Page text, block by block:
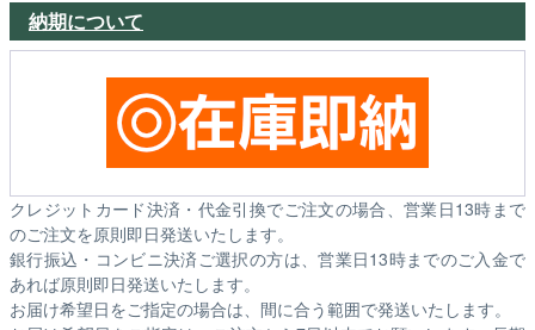
納期について
クレジットカード決済・代金引換でご注文の場合、営業日13時まで
のご注文を原則即日発送いたします。
銀行振込・コンビニ決済ご選択の方は、営業日13時までのご入金で
あれば原則即日発送いたします。
お届け希望日をご指定の場合は、間に合う範囲で発送いたします。